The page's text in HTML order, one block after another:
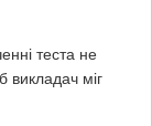
теста не
викладач міг